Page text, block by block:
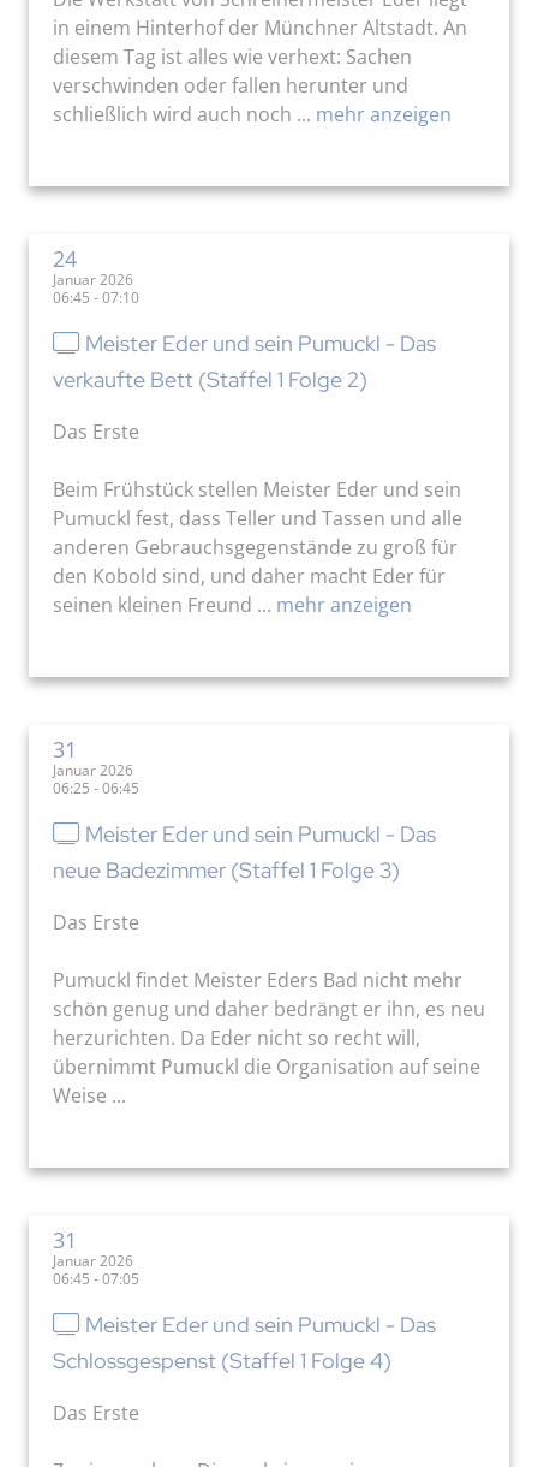
in einem Hinterhof der Münchner Altstadt. An
diesem Tag ist alles wie verhext: Sachen
verschwinden oder fallen herunter und
schließlich wird auch noch ... mehr anzeigen
24
Januar 2026
06:45 - 07:10
Meister Eder und sein Pumuckl - Das
verkaufte Bett (Staffel 1 Folge 2)
Das Erste
Beim Frühstück stellen Meister Eder und sein
Pumuckl fest, dass Teller und Tassen und alle
anderen Gebrauchsgegenstände zu groß für
den Kobold sind, und daher macht Eder für
seinen kleinen Freund ... mehr anzeigen
31
Januar 2026
06:25 - 06:45
Meister Eder und sein Pumuckl - Das
neue Badezimmer (Staffel 1 Folge 3)
Das Erste
Pumuckl findet Meister Eders Bad nicht mehr
schön genug und daher bedrängt er ihn, es neu
herzurichten. Da Eder nicht so recht will,
übernimmt Pumuckl die Organisation auf seine
Weise ...
31
Januar 2026
06:45 - 07:05
Meister Eder und sein Pumuckl - Das
Schlossgespenst (Staffel 1 Folge 4)
Das Erste